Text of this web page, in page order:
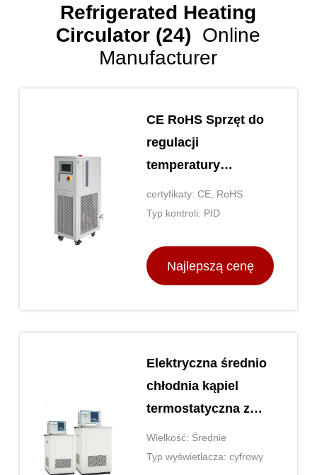
Refrigerated Heating
Circulator (24) Online
Manufacturer
CE RoHS Sprzęt do
regulacji
temperatury
krążącego
ogrzewania
certyfikaty: CE, RoHS
Typ kontroli: PID
Najlepszą cenę
Elektryczna średnio
chłodnia kąpiel
termostatyczna z
krążnikami
grzewczymi
Wielkość: Średnie
Typ wyświetlacza: cyfrowy